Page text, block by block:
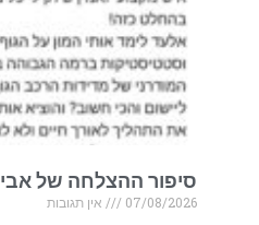
סיפור ההצלחה של אבי
07/08/2026
אין תגובות